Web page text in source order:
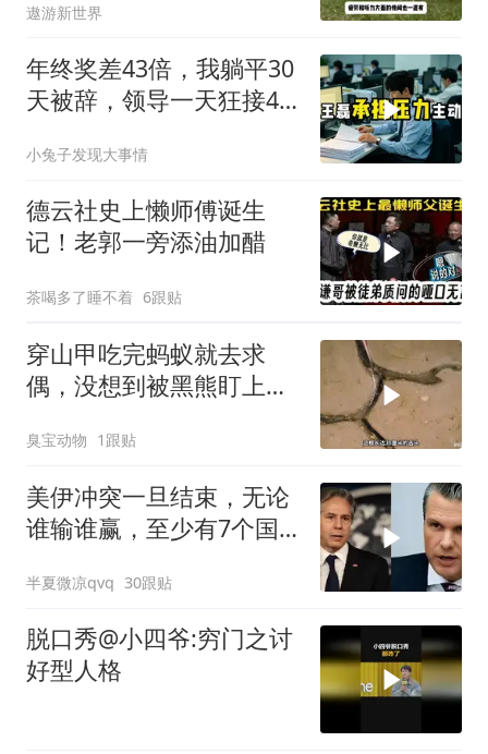
遨游新世界
年终奖差43倍，我躺平30
天被辞，领导一天狂接47
小兔子发现大事情
德云社史上懒师傅诞生
记！老郭一旁添油加醋
茶喝多了睡不着 6跟贴
穿山甲吃完蚂蚁就去求
偶，没想到被黑熊盯上
臭宝动物 1跟贴
美伊冲突一旦结束，无论
谁输谁赢，至少有7个国
半夏微凉qvq 30跟贴
脱口秀@小四爷:穷门之讨
好型人格